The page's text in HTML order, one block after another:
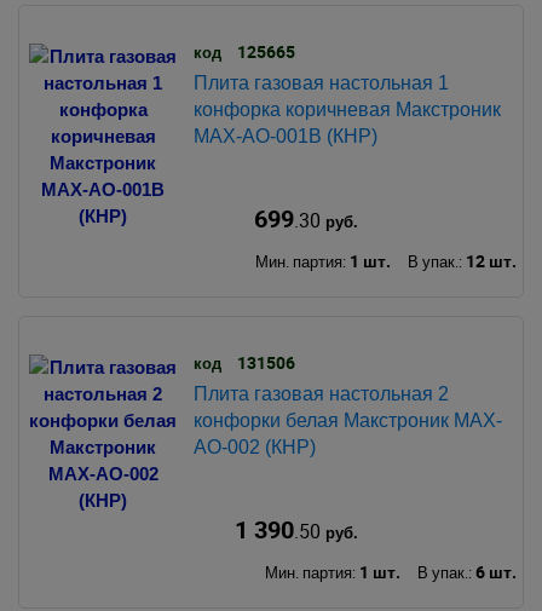
код 125665
Плита газовая настольная 1
конфорка коричневая Макстроник
MAX-AO-001B (КНР)
699.30 руб.
Мин. партия: 1 шт. В упак.: 12 шт.
код 131506
Плита газовая настольная 2
конфорки белая Макстроник MAX-
AO-002 (КНР)
1 390.50 руб.
Мин. партия: 1 шт. В упак.: 6 шт.